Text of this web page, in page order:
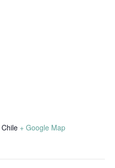
Chile + Google Map